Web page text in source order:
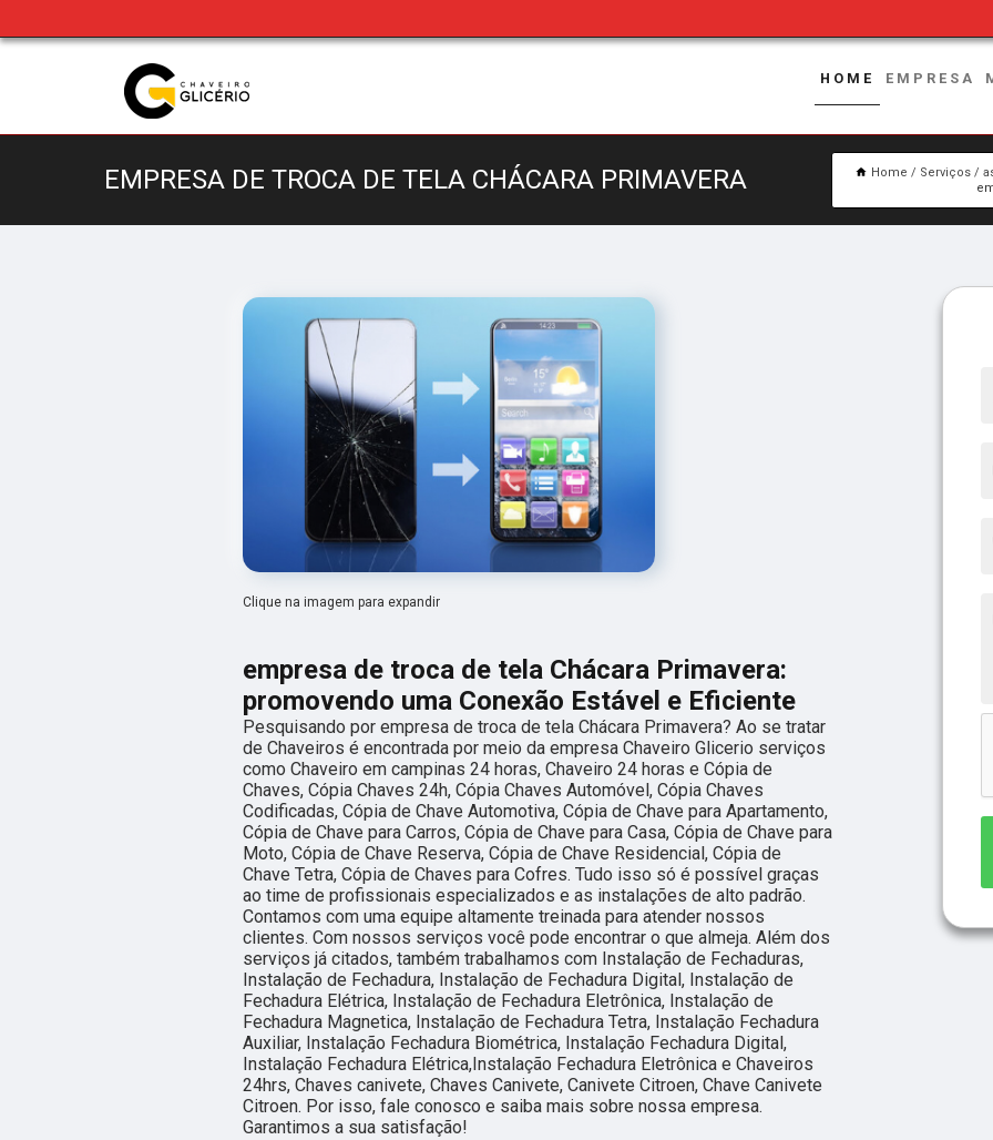
HOME EMPRESA
EMPRESA DE TROCA DE TELA CHÁCARA PRIMAVERA Home Serviços
Clique na imagem para expandir
empresa de troca de tela Chácara Primavera:
promovendo uma Conexão Estável e Eficiente
Pesquisando por empresa de troca de tela Chácara Primavera? Ao se tratar
de Chaveiros é encontrada por meio da empresa Chaveiro Glicerio serviços
como Chaveiro em campinas 24 horas, Chaveiro 24 horas e Cópia de
Chaves, Cópia Chaves 24h, Cópia Chaves Automóvel, Cópia Chaves
Codificadas, Cópia de Chave Automotiva, Cópia de Chave para Apartamento,
Cópia de Chave para Carros, Cópia de Chave para Casa, Cópia de Chave para
Moto, Cópia de Chave Reserva, Cópia de Chave Residencial, Cópia de
Chave Tetra, Cópia de Chaves para Cofres. Tudo isso só é possível graças
ao time de profissionais especializados e as instalações de alto padrão.
Contamos com uma equipe altamente treinada para atender nossos
clientes. Com nossos serviços você pode encontrar o que almeja. Além dos
serviços já citados, também trabalhamos com Instalação de Fechaduras,
Instalação de Fechadura, Instalação de Fechadura Digital, Instalação de
Fechadura Elétrica, Instalação de Fechadura Eletrônica, Instalação de
Fechadura Magnetica, Instalação de Fechadura Tetra, Instalação Fechadura
Auxiliar, Instalação Fechadura Biométrica, Instalação Fechadura Digital,
Instalação Fechadura Elétrica,Instalação Fechadura Eletrônica e Chaveiros
24hrs, Chaves canivete, Chaves Canivete, Canivete Citroen, Chave Canivete
Citroen. Por isso, fale conosco e saiba mais sobre nossa empresa.
Garantimos a sua satisfação!